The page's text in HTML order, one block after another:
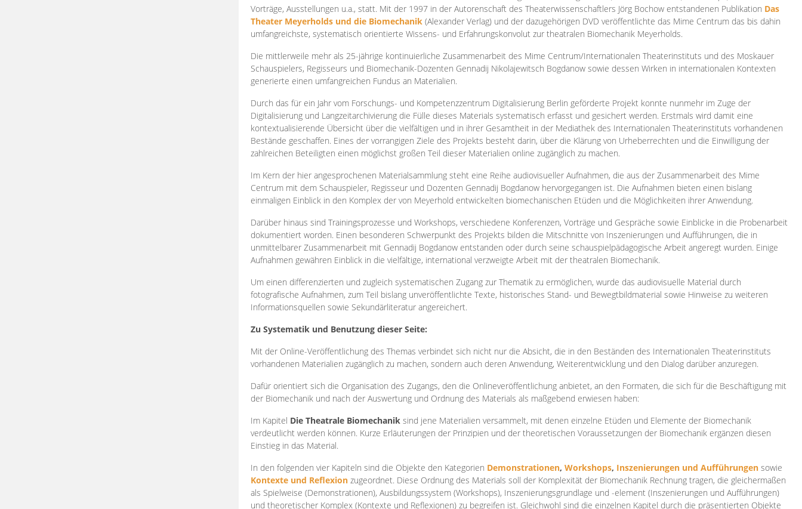
Vorträge, Ausstellungen u.a., statt. Mit der 1997 in der Autorenschaft des Theaterwissenschaftlers Jörg Bochow entstandenen Publikation Das
Theater Meyerholds und die Biomechanik (Alexander Verlag) und der dazugehörigen DVD veröffentlichte das Mime Centrum das bis dahin
umfangreichste, systematisch orientierte Wissens- und Erfahrungskonvolut zur theatralen Biomechanik Meyerholds.
Die mittlerweile mehr als 25-jährige kontinuierliche Zusammenarbeit des Mime Centrum/Internationalen Theaterinstituts und des Moskauer
Schauspielers, Regisseurs und Biomechanik-Dozenten Gennadij Nikolajewitsch Bogdanow sowie dessen Wirken in internationalen Kontexten
generierte einen umfangreichen Fundus an Materialien.
Durch das für ein Jahr vom Forschungs- und Kompetenzzentrum Digitalisierung Berlin geförderte Projekt konnte nunmehr im Zuge der
Digitalisierung und Langzeitarchivierung die Fülle dieses Materials systematisch erfasst und gesichert werden. Erstmals wird damit eine
kontextualisierende Übersicht über die vielfältigen und in ihrer Gesamtheit in der Mediathek des Internationalen Theaterinstituts vorhandenen
Bestände geschaffen. Eines der vorrangigen Ziele des Projekts besteht darin, über die Klärung von Urheberrechten und die Einwilligung der
zahlreichen Beteiligten einen möglichst großen Teil dieser Materialien online zugänglich zu machen.
Im Kern der hier angesprochenen Materialsammlung steht eine Reihe audiovisueller Aufnahmen, die aus der Zusammenarbeit des Mime
Centrum mit dem Schauspieler, Regisseur und Dozenten Gennadij Bogdanow hervorgegangen ist. Die Aufnahmen bieten einen bislang
einmaligen Einblick in den Komplex der von Meyerhold entwickelten biomechanischen Etüden und die Möglichkeiten ihrer Anwendung.
Darüber hinaus sind Trainingsprozesse und Workshops, verschiedene Konferenzen, Vorträge und Gespräche sowie Einblicke in die Probenarbeit
dokumentiert worden. Einen besonderen Schwerpunkt des Projekts bilden die Mitschnitte von Inszenierungen und Aufführungen, die in
unmittelbarer Zusammenarbeit mit Gennadij Bogdanow entstanden oder durch seine schauspielpädagogische Arbeit angeregt wurden. Einige
Aufnahmen gewähren Einblick in die vielfältige, international verzweigte Arbeit mit der theatralen Biomechanik.
Um einen differenzierten und zugleich systematischen Zugang zur Thematik zu ermöglichen, wurde das audiovisuelle Material durch
fotografische Aufnahmen, zum Teil bislang unveröffentlichte Texte, historisches Stand- und Bewegtbildmaterial sowie Hinweise zu weiteren
Informationsquellen sowie Sekundärliteratur angereichert.
Zu Systematik und Benutzung dieser Seite:
Mit der Online-Veröffentlichung des Themas verbindet sich nicht nur die Absicht, die in den Beständen des Internationalen Theaterinstituts
vorhandenen Materialien zugänglich zu machen, sondern auch deren Anwendung, Weiterentwicklung und den Dialog darüber anzuregen.
Dafür orientiert sich die Organisation des Zugangs, den die Onlineveröffentlichung anbietet, an den Formaten, die sich für die Beschäftigung mit
der Biomechanik und nach der Auswertung und Ordnung des Materials als maßgebend erwiesen haben:
Im Kapitel Die Theatrale Biomechanik sind jene Materialien versammelt, mit denen einzelne Etüden und Elemente der Biomechanik
verdeutlicht werden können. Kurze Erläuterungen der Prinzipien und der theoretischen Voraussetzungen der Biomechanik ergänzen diesen
Einstieg in das Material.
In den folgenden vier Kapiteln sind die Objekte den Kategorien Demonstrationen, Workshops, Inszenierungen und Aufführungen sowie
Kontexte und Reflexion zugeordnet. Diese Ordnung des Materials soll der Komplexität der Biomechanik Rechnung tragen, die gleichermaßen
als Spielweise (Demonstrationen), Ausbildungssystem (Workshops), Inszenierungsgrundlage und -element (Inszenierungen und Aufführungen)
und theoretischer Komplex (Kontexte und Reflexionen) zu begreifen ist. Gleichwohl sind die einzelnen Kapitel durch die präsentierten Objekte